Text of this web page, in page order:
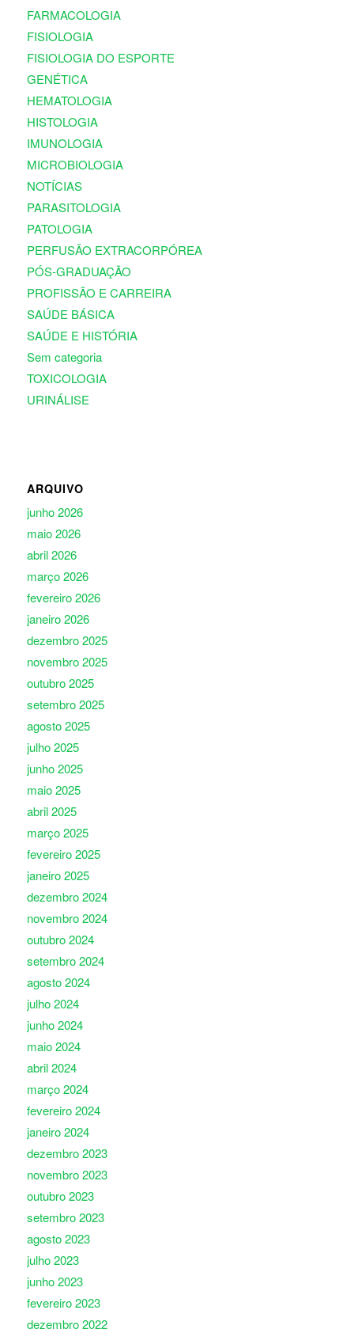
FARMACOLOGIA
FISIOLOGIA
FISIOLOGIA DO ESPORTE
GENÉTICA
HEMATOLOGIA
HISTOLOGIA
IMUNOLOGIA
MICROBIOLOGIA
NOTÍCIAS
PARASITOLOGIA
PATOLOGIA
PERFUSÃO EXTRACORPÓREA
PÓS-GRADUAÇÃO
PROFISSÃO E CARREIRA
SAÚDE BÁSICA
SAÚDE E HISTÓRIA
Sem categoria
TOXICOLOGIA
URINÁLISE
ARQUIVO
junho 2026
maio 2026
abril 2026
março 2026
fevereiro 2026
janeiro 2026
dezembro 2025
novembro 2025
outubro 2025
setembro 2025
agosto 2025
julho 2025
junho 2025
maio 2025
abril 2025
março 2025
fevereiro 2025
janeiro 2025
dezembro 2024
novembro 2024
outubro 2024
setembro 2024
agosto 2024
julho 2024
junho 2024
maio 2024
abril 2024
março 2024
fevereiro 2024
janeiro 2024
dezembro 2023
novembro 2023
outubro 2023
setembro 2023
agosto 2023
julho 2023
junho 2023
fevereiro 2023
dezembro 2022